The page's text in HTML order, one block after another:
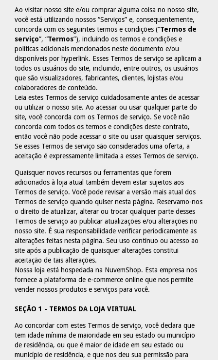
Ao visitar nosso site e/ou comprar alguma coisa no nosso site,
você está utilizando nossos “Serviços” e, consequentemente,
concorda com os seguintes termos e condições (“Termos de
serviço”, “Termos”), incluindo os termos e condições e
políticas adicionais mencionados neste documento e/ou
disponíveis por hyperlink. Esses Termos de serviço se aplicam a
todos os usuários do site, incluindo, entre outros, os usuários
que são visualizadores, fabricantes, clientes, lojistas e/ou
colaboradores de conteúdo.
Leia estes Termos de serviço cuidadosamente antes de acessar
ou utilizar o nosso site. Ao acessar ou usar qualquer parte do
site, você concorda com os Termos de serviço. Se você não
concorda com todos os termos e condições deste contrato,
então você não pode acessar o site ou usar quaisquer serviços.
Se esses Termos de serviço são considerados uma oferta, a
aceitação é expressamente limitada a esses Termos de serviço.
Quaisquer novos recursos ou ferramentas que forem
adicionados à loja atual também devem estar sujeitos aos
Termos de serviço. Você pode revisar a versão mais atual dos
Termos de serviço quando quiser nesta página. Reservamo-nos
o direito de atualizar, alterar ou trocar qualquer parte desses
Termos de serviço ao publicar atualizações e/ou alterações no
nosso site. É sua responsabilidade verificar periodicamente as
alterações feitas nesta página. Seu uso contínuo ou acesso ao
site após a publicação de quaisquer alterações constitui
aceitação de tais alterações.
Nossa loja está hospedada na NuvemShop. Esta empresa nos
fornece a plataforma de e-commerce online que nos permite
vender nossos produtos e serviços para você.
SEÇÃO 1 - TERMOS DA LOJA VIRTUAL
Ao concordar com estes Termos de serviço, você declara que
tem idade mínima de maioridade em seu estado ou município
de residência, ou que é maior de idade em seu estado ou
município de residência, e que nos deu sua permissão para